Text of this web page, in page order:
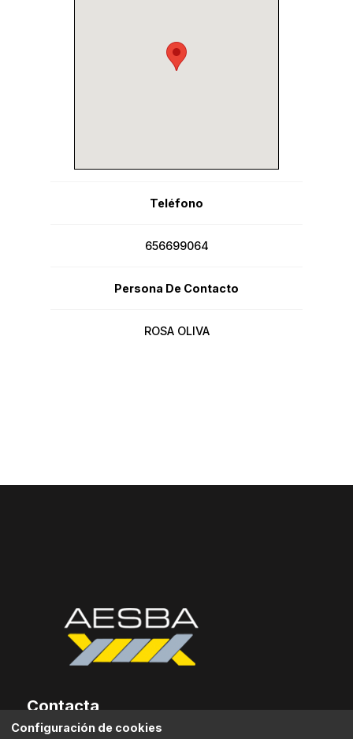
Teléfono
656699064
Persona De Contacto
ROSA OLIVA
Contacta
Configuración de cookies